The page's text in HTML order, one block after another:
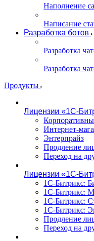
Наполнение
Написание
Разработка ботов
Разработка
Разработка
Продукты
Лицензии «1С-
Интернет-
Энтерпрайз
Продление
Переход на
Лицензии «1С-
1С-Битрикс:
1С-Битрикс:
1С-Битрикс:
1С-Битрикс:
Продление
Переход на